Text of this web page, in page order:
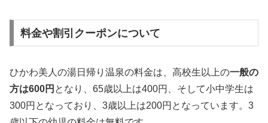
料金や割引クーポンについて
ひかわ美人の湯日帰り温泉の料金は、高校生以上の一般の
方は600円 となり、65歳以上は400円、そして小中学生は
300円となっており、3歳以上は200円となっています。3